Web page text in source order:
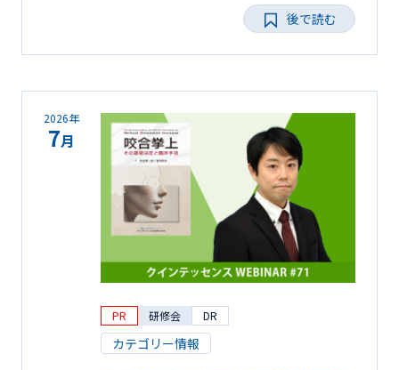
後で読む
2026年
7月
PR 研修会 DR
カテゴリー情報